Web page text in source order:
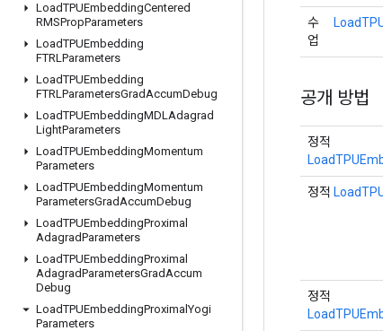
LoadTPUEmbeddingCentered
RMSPropParameters
LoadTPUEmbedding
FTRLParameters
LoadTPUEmbedding
FTRLParametersGradAccumDebug
LoadTPUEmbeddingMDLAdagrad
LightParameters
LoadTPUEmbeddingMomentum
Parameters
LoadTPUEmbeddingMomentum
ParametersGradAccumDebug
LoadTPUEmbeddingProximal
AdagradParameters
LoadTPUEmbeddingProximal
AdagradParametersGradAccum
Debug
LoadTPUEmbeddingProximalYogi
Parameters
수
업
공개 방법
정적
정적
정적